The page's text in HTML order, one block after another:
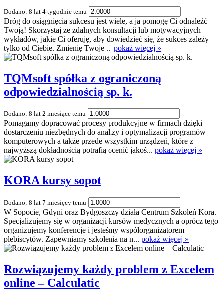
Dodano: 8 lat 4 tygodnie temu
Dróg do osiągnięcia sukcesu jest wiele, a ja pomogę Ci odnaleźć
Twoją! Skorzystaj ze zdalnych konsultacji lub motywacyjnych
wykładów, jakie Ci oferuję, aby dowiedzieć się, że sukces zależy
tylko od Ciebie. Zmienię Twoje ... pokaż więcej »
TQMsoft spółka z ograniczoną
odpowiedzialnością sp. k.
Dodano: 8 lat 2 miesiące temu
Pomagamy dopracować procesy produkcyjne w firmach dzięki
dostarczeniu niezbędnych do analizy i optymalizacji programów
komputerowych a także przede wszystkim urządzeń, które z
najwyższą dokładnością potrafią ocenić jakoś... pokaż więcej »
KORA kursy sopot
Dodano: 8 lat 7 miesięcy temu
W Sopocie, Gdyni oraz Bydgoszczy działa Centrum Szkoleń Kora.
Specjalizujemy się w organizacji kursów medycznych a oprócz tego
organizujemy konferencje i jesteśmy współorganizatorem
plebiscytów. Zapewniamy szkolenia na n... pokaż więcej »
Rozwiązujemy każdy problem z Excelem
online – Calculatic